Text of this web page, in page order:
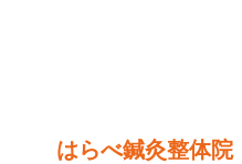
はらべ鍼灸整体院